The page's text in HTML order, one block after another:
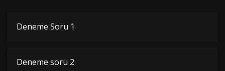
Deneme Soru 1
Deneme soru 2